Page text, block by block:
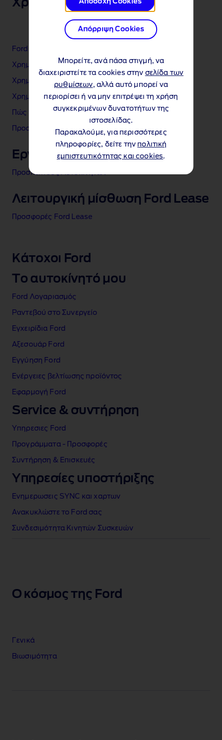
Απόρριψη Cookies
Μπορείτε, ανά πάσα στιγμή, να
διαχειριστείτε τα cookies στην σελίδα των
ρυθμίσεων, αλλά αυτό μπορεί να
περιορίσει ή να μην επιτρέψει τη χρήση
συγκεκριμένων δυνατοτήτων της
ιστοσελίδας.
Παρακαλούμε, για περισσότερες
πληροφορίες, δείτε την πολιτική
εμπιστευτικότητας και cookies.
Χρηματοδότηση
Ford Finance Επισκόπηση
Χρηματοδότηση Ιδιωτών
Χρηματοδότηση Επιχειρήσεων
Χρηματοδότηση Επαγγελματικών Αυτοκινήτων
Πώς να Xρηματοδοτήσετε το Nέο σας Ford
Προσφορές Ford Finance
Εργαλεία & υποστήριξη
Προσπέκτους Αυτοκινήτων
Λειτουργική μίσθωση Ford Lease
Προσφορές Ford Lease
Κάτοχοι Ford
Το αυτοκίνητό μου
Ford Λογαριασμός
Ραντεβού στο Συνεργείο
Εγχειρίδια Ford
Αξεσουάρ Ford
Εγγύηση Ford
Ενέργειες βελτίωσης προϊόντος
Εφαρμογή Ford
Service & συντήρηση
Υπηρεσιες Ford
Προγράμματα ‑ Προσφορές
Συντήρηση & Επισκευές
Υπηρεσίες υποστήριξης
Ενημερωσεις SYNC και χαρτων
Ανακυκλώστε το Ford σας
Συνδεσιμότητα Κινητών Συσκευών
Ο κόσμος της Ford
Γενικά
Βιωσιμότητα